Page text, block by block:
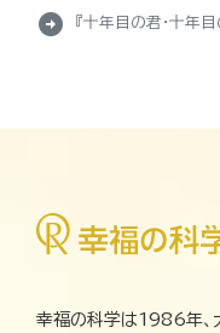
arrow_circle_right 『十年目の君・十年目
幸福の科学は1986年、